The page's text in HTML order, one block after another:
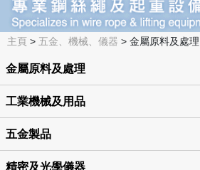
主頁 > 五金、機械、儀器 > 金屬原料及處理
金屬原料及處理
工業機械及用品
五金製品
精密及光學儀器